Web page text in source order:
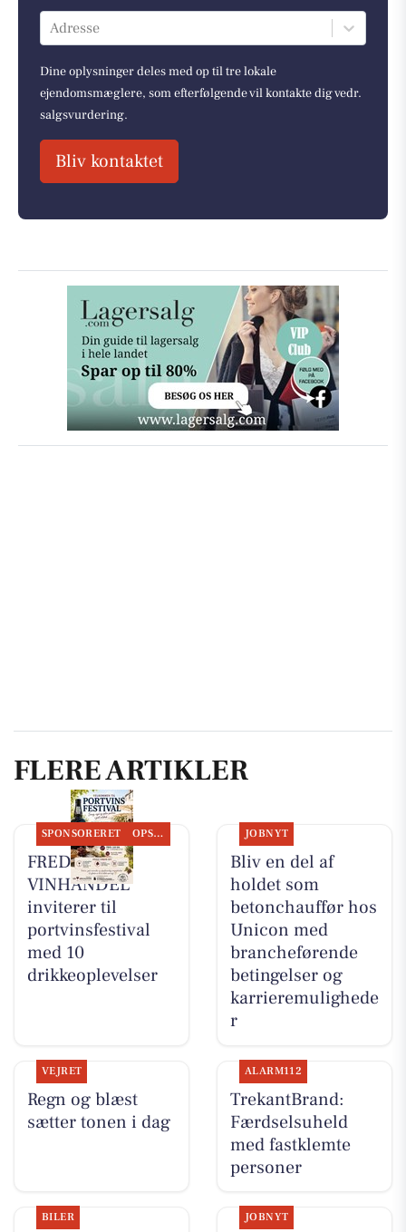
Adresse
Dine oplysninger deles med op til tre lokale
ejendomsmæglere, som efterfølgende vil kontakte dig vedr.
salgsvurdering.
Bliv kontaktet
FLERE ARTIKLER
SPONSORERET OPSLAGSTAVLEN
FREDERICIA
VINHANDEL
inviterer til
portvinsfestival
med 10
drikkeoplevelser
JOBNYT
Bliv en del af
holdet som
betonchauffør hos
Unicon med
brancheførende
betingelser og
karrieremulighede
r
VEJRET
Regn og blæst
sætter tonen i dag
ALARM112
TrekantBrand:
Færdselsuheld
med fastklemte
personer
BILER JOBNYT